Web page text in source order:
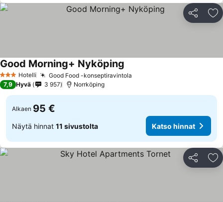
Jaa
3 Tähtiluokitus
Hotelli Good Food -konseptiravintola
Good Morning+ Nyköping
7,9 Hyvä 3 957 Norrköping
Alkaen 95 €
Näytä hinnat 11 sivustolta Katso hinnat
Jaa